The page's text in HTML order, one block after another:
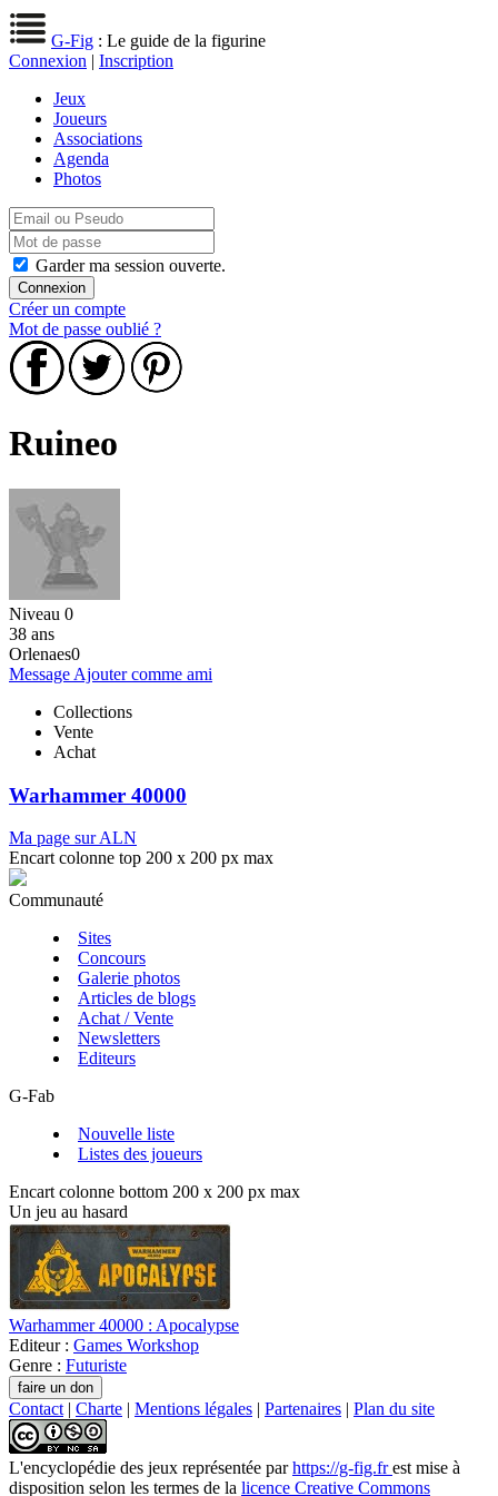
G-Fig : Le guide de la figurine
Connexion | Inscription
Jeux
Joueurs
Associations
Agenda
Photos
Garder ma session ouverte.
Créer un compte
Mot de passe oublié ?
Ruineo
Niveau 0
38 ans
Orlenaes0
Message Ajouter comme ami
Collections
Vente
Achat
Warhammer 40000
Ma page sur ALN
Encart colonne top 200 x 200 px max
Communauté
Sites
Concours
Galerie photos
Articles de blogs
Achat / Vente
Newsletters
Editeurs
G-Fab
Nouvelle liste
Listes des joueurs
Encart colonne bottom 200 x 200 px max
Un jeu au hasard
Warhammer 40000 : Apocalypse
Editeur : Games Workshop
Genre : Futuriste
Contact | Charte | Mentions légales | Partenaires | Plan du site
L'encyclopédie des jeux représentée parhttps://g-fig.frest mise à
disposition selon les termes de la licence Creative Commons